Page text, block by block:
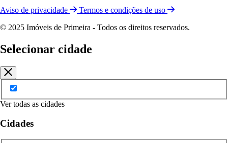
Aviso de privacidade
Termos e condições de uso
© 2025 Imóveis de Primeira - Todos os direitos reservados.
Selecionar cidade
Ver todas as cidades
Cidades